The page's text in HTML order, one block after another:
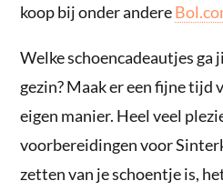
koop bij onder andere
Welke schoencadeautjes ga
gezin? Maak er een fijne tijd
eigen manier. Heel veel
voorbereidingen voor
zetten van je schoentje is,